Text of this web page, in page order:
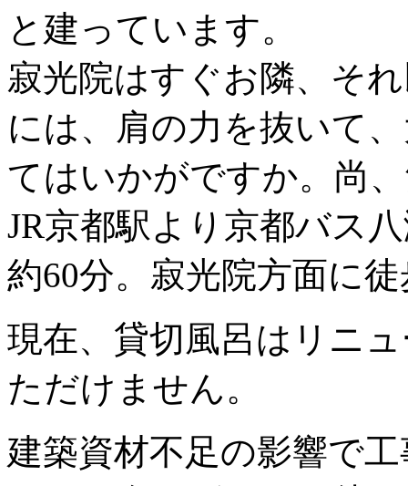
と建っています。
寂光院はすぐお隣、そ
には、肩の力を抜いて
てはいかがですか。尚
JR京都駅より京都バス
約60分。寂光院方面に
現在、貸切風呂はリニ
ただけません。
建築資材不足の影響で